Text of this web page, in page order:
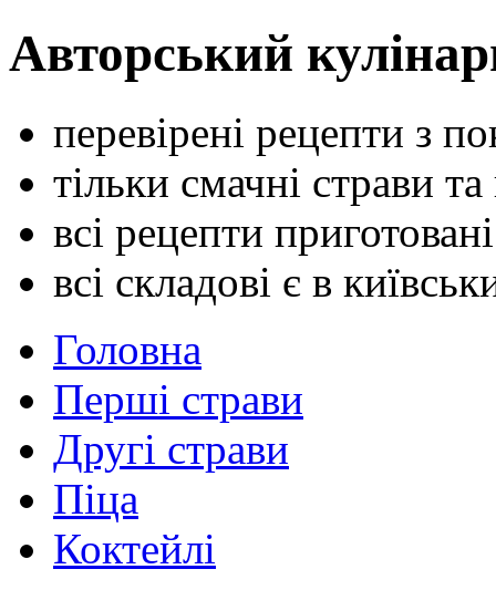
Авторський
перевірені рецепти з
тільки смачні страви та
всі рецепти
всі складові є в
Головна
Перші страви
Другі страви
Піца
Коктейлі